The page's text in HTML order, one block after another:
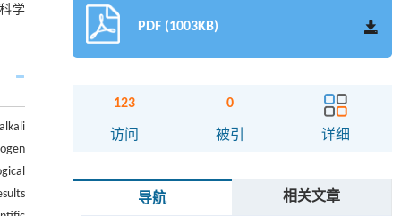
学
PDF (1003KB)
123
访问
0
被引 详细
导航 相关文章